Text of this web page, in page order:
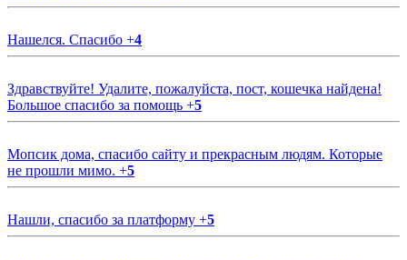
Нашелся. Спасибо +4
Здравствуйте! Удалите, пожалуйста, пост, кошечка найдена!
Большое спасибо за помощь +5
Мопсик дома, спасибо сайту и прекрасным людям. Которые
не прошли мимо. +5
Нашли, спасибо за платформу +5